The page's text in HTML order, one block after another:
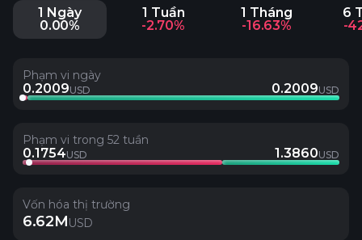
1 Ngày
0.00%
1 Tuần
-2.70%
1 Tháng
-16.63%
6
-
Phạm vi ngày
0.2009USD 0.2009USD
Phạm vi trong 52 tuần
0.1754USD 1.3860USD
Vốn hóa thị trường
6.62MUSD